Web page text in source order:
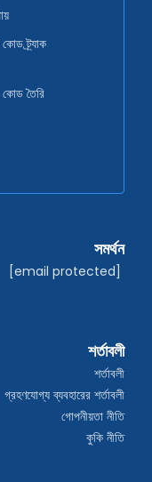
ট্র্যাক
কোড তৈরি
সমর্থন
[email protected]
শর্তাবলী
শর্তাবলী
গ্রহণযোগ্য ব্যবহারের শর্তাবলী
গোপনীয়তা নীতি
কুকি নীতি